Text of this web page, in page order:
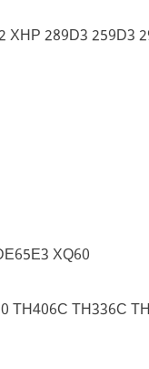
289D3 259D3
XQ60
TH406C TH336C